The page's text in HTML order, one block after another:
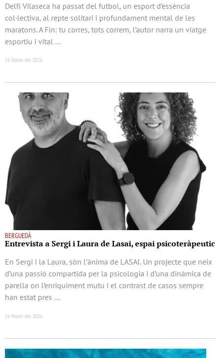
Delfí Vilaseca ha passat del futbol, un esport d’essència
col·lectiva, al repte solitari i profundament mental de les
maratons. A Fin: tu corres, tots correm, l’autor narra un viatge
esportiu i vital …
16 febrer del 2026
BERGUEDÀ
Entrevista a Sergi i Laura de Lasai, espai psicoteràpeutic
En Sergi i la Laura, són l’ànima de LASAI. Un projecte que neix
d’una passió compartida per la psicologia i d’una dinàmica de
parella on l’enriquiment mutu i el contrast de casos sempre
han estat pres …
16 febrer del 2026